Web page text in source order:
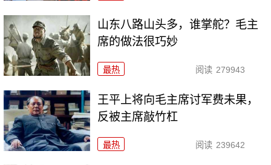
山东八路山头多，谁掌舵？毛主
席的做法很巧妙
最热 阅读 279943
王平上将向毛主席讨军费未果，
反被主席敲竹杠
最热 阅读 239642